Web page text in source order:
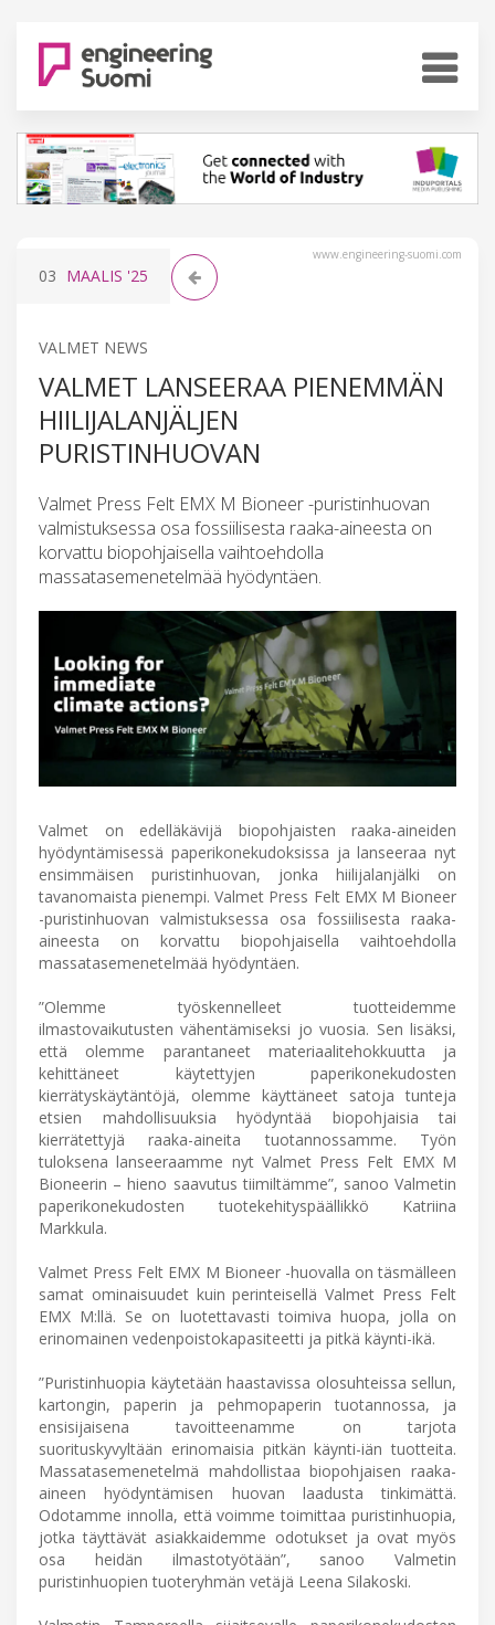
www.engineering-suomi.com
03 MAALIS '25
VALMET NEWS
VALMET LANSEERAA PIENEMMÄN
HIILIJALANJÄLJEN
PURISTINHUOVAN
Valmet Press Felt EMX M Bioneer -puristinhuovan
valmistuksessa osa fossiilisesta raaka-aineesta on
korvattu biopohjaisella vaihtoehdolla
massatasemenetelmää hyödyntäen.
Valmet on edelläkävijä biopohjaisten raaka-aineiden
hyödyntämisessä paperikonekudoksissa ja lanseeraa nyt
ensimmäisen puristinhuovan, jonka hiilijalanjälki on
tavanomaista pienempi. Valmet Press Felt EMX M Bioneer
-puristinhuovan valmistuksessa osa fossiilisesta raaka-
aineesta on korvattu biopohjaisella vaihtoehdolla
massatasemenetelmää hyödyntäen.
”Olemme työskennelleet tuotteidemme
ilmastovaikutusten vähentämiseksi jo vuosia. Sen lisäksi,
että olemme parantaneet materiaalitehokkuutta ja
kehittäneet käytettyjen paperikonekudosten
kierrätyskäytäntöjä, olemme käyttäneet satoja tunteja
etsien mahdollisuuksia hyödyntää biopohjaisia tai
kierrätettyjä raaka-aineita tuotannossamme. Työn
tuloksena lanseeraamme nyt Valmet Press Felt EMX M
Bioneerin – hieno saavutus tiimiltämme”, sanoo Valmetin
paperikonekudosten tuotekehityspäällikkö Katriina
Markkula.
Valmet Press Felt EMX M Bioneer -huovalla on täsmälleen
samat ominaisuudet kuin perinteisellä Valmet Press Felt
EMX M:llä. Se on luotettavasti toimiva huopa, jolla on
erinomainen vedenpoistokapasiteetti ja pitkä käynti-ikä.
”Puristinhuopia käytetään haastavissa olosuhteissa sellun,
kartongin, paperin ja pehmopaperin tuotannossa, ja
ensisijaisena tavoitteenamme on tarjota
suorituskyvyltään erinomaisia pitkän käynti-iän tuotteita.
Massatasemenetelmä mahdollistaa biopohjaisen raaka-
aineen hyödyntämisen huovan laadusta tinkimättä.
Odotamme innolla, että voimme toimittaa puristinhuopia,
jotka täyttävät asiakkaidemme odotukset ja ovat myös
osa heidän ilmastotyötään”, sanoo Valmetin
puristinhuopien tuoteryhmän vetäjä Leena Silakoski.